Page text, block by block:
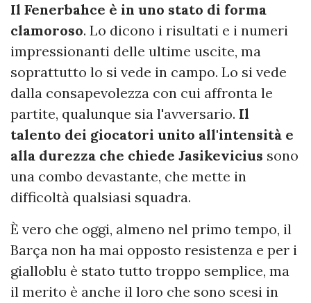
Il Fenerbahce è in uno stato di forma
clamoroso. Lo dicono i risultati e i numeri
impressionanti delle ultime uscite, ma
soprattutto lo si vede in campo. Lo si vede
dalla consapevolezza con cui affronta le
partite, qualunque sia l'avversario. Il
talento dei giocatori unito all'intensità e
alla durezza che chiede Jasikevicius sono
una combo devastante, che mette in
difficoltà qualsiasi squadra.
È vero che oggi, almeno nel primo tempo, il
Barça non ha mai opposto resistenza e per i
gialloblu è stato tutto troppo semplice, ma
il merito è anche il loro che sono scesi in